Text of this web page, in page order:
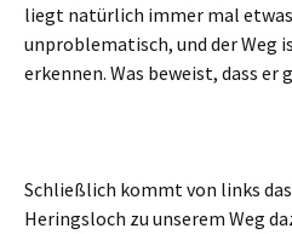
liegt natürlich immer mal
unproblematisch, und der Weg
erkennen. Was beweist, dass er
Schließlich kommt von links
Heringsloch zu unserem Weg